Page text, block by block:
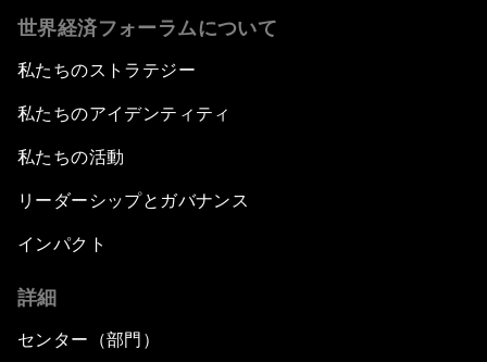
世界経済フォーラムについて
私たちのストラテジー
私たちのアイデンティティ
私たちの活動
リーダーシップとガバナンス
インパクト
詳細
センター（部門）